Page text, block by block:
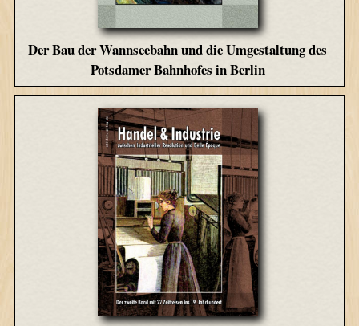
Der Bau der Wannseebahn und die Umgestaltung des
Potsdamer Bahnhofes in Berlin